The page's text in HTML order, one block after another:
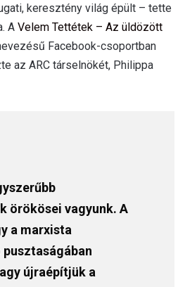
keresztény világ épült – tette
A Velem Tettétek – Az üldözött
Facebook-csoportban
az ARC társelnökét, Philippa
örökösei vagyunk. A
a marxista
újraépítjük a